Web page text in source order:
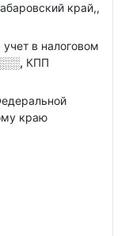
край,,
в налоговом
КПП
краю